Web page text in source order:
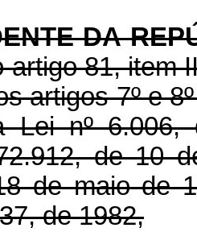
DA
artigo 81, item
artigos 7º e
Lei nº
de 10
de maio de
de 1982,